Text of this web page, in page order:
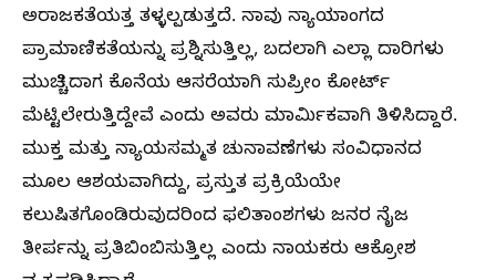
ಅರಾಜಕತೆಯತ್ತ ತಳ್ಳಲ್ಪಡುತ್ತದೆ. ನಾವು ನ್ಯಾಯಾಂಗದ
ಪ್ರಾಮಾಣಿಕತೆಯನ್ನು ಪ್ರಶ್ನಿಸುತ್ತಿಲ್ಲ, ಬದಲಾಗಿ ಎಲ್ಲಾ ದಾರಿಗಳು
ಮುಚ್ಚಿದಾಗ ಕೊನೆಯ ಆಸರೆಯಾಗಿ ಸುಪ್ರೀಂ ಕೋರ್ಟ್
ಮೆಟ್ಟಿಲೇರುತ್ತಿದ್ದೇವೆ ಎಂದು ಅವರು ಮಾರ್ಮಿಕವಾಗಿ ತಿಳಿಸಿದ್ದಾರೆ.
ಮುಕ್ತ ಮತ್ತು ನ್ಯಾಯಸಮ್ಮತ ಚುನಾವಣೆಗಳು ಸಂವಿಧಾನದ
ಮೂಲ ಆಶಯವಾಗಿದ್ದು, ಪ್ರಸ್ತುತ ಪ್ರಕ್ರಿಯೆಯೇ
ಕಲುಷಿತಗೊಂಡಿರುವುದರಿಂದ ಫಲಿತಾಂಶಗಳು ಜನರ ನೈಜ
ತೀರ್ಪನ್ನು ಪ್ರತಿಬಿಂಬಿಸುತ್ತಿಲ್ಲ ಎಂದು ನಾಯಕರು ಆಕ್ರೋಶ